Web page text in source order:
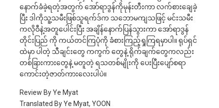
နောက်ခံခဲ့ရတဲ့အတွက် အော်ရာဒွန်ကိုမုန်းတီးကာ လက်စားချေခဲ့
ပြီး ဒါကိုသူ့သမီးဖြစ်သူရက်ဒ်က သဘောမကျသဖြင့် မင်းသမီး
ကလိုဝီနဲ့အတူပေါင်းပြီး အချိန်နောက်ပြန်သွားကာ အော်ရာဒွန်
တိုင်းပြည် ကို ကယ်တင်ကြပုံကို ခံစားကြည့်ရှုကြရမှာပါ။ ရုပ်ရှင်
ထဲမှာ ပါတဲ့ သီချင်းတွေ ကကွက် တွေနဲ့ ရိုက်ချက်တွေကလည်း
တစ်ခြားကားတွေနဲ့ မတူတဲ့ ရသတစ်မျိုးကို ပေးပြီးပျော်စရာ
ကောင်းတဲ့ဇာတ်ကားလေးပါပဲ။
Review By Ye Myat
Translated By Ye Myat, YOON